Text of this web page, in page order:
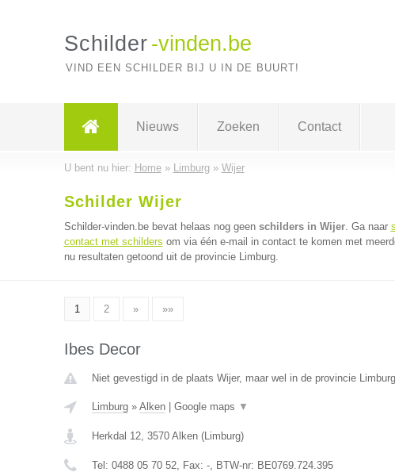
Schilder -vinden.be
VIND EEN SCHILDER BIJ U IN DE BUURT!
Nieuws Zoeken Contact
U bent nu hier: Home» Limburg» Wijer
Schilder Wijer
Schilder-vinden.be bevat helaas nog geen schilders in Wijer. Ga naar
contact met schilders om via één e-mail in contact te komen met
nu resultaten getoond uit de provincie Limburg.
1 2 » »»
Ibes Decor
Niet gevestigd in de plaats Wijer, maar wel in de provincie
Limburg» Alken| Google maps ▼
Herkdal 12, 3570 Alken(Limburg)
Tel: 0488 05 70 52, Fax: -, BTW-nr: BE0769.724.395